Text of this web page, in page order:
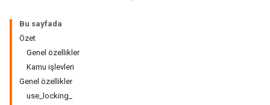
Bu sayfada
Özet
Genel özellikler
Kamu işlevleri
Genel özellikler
use_locking_